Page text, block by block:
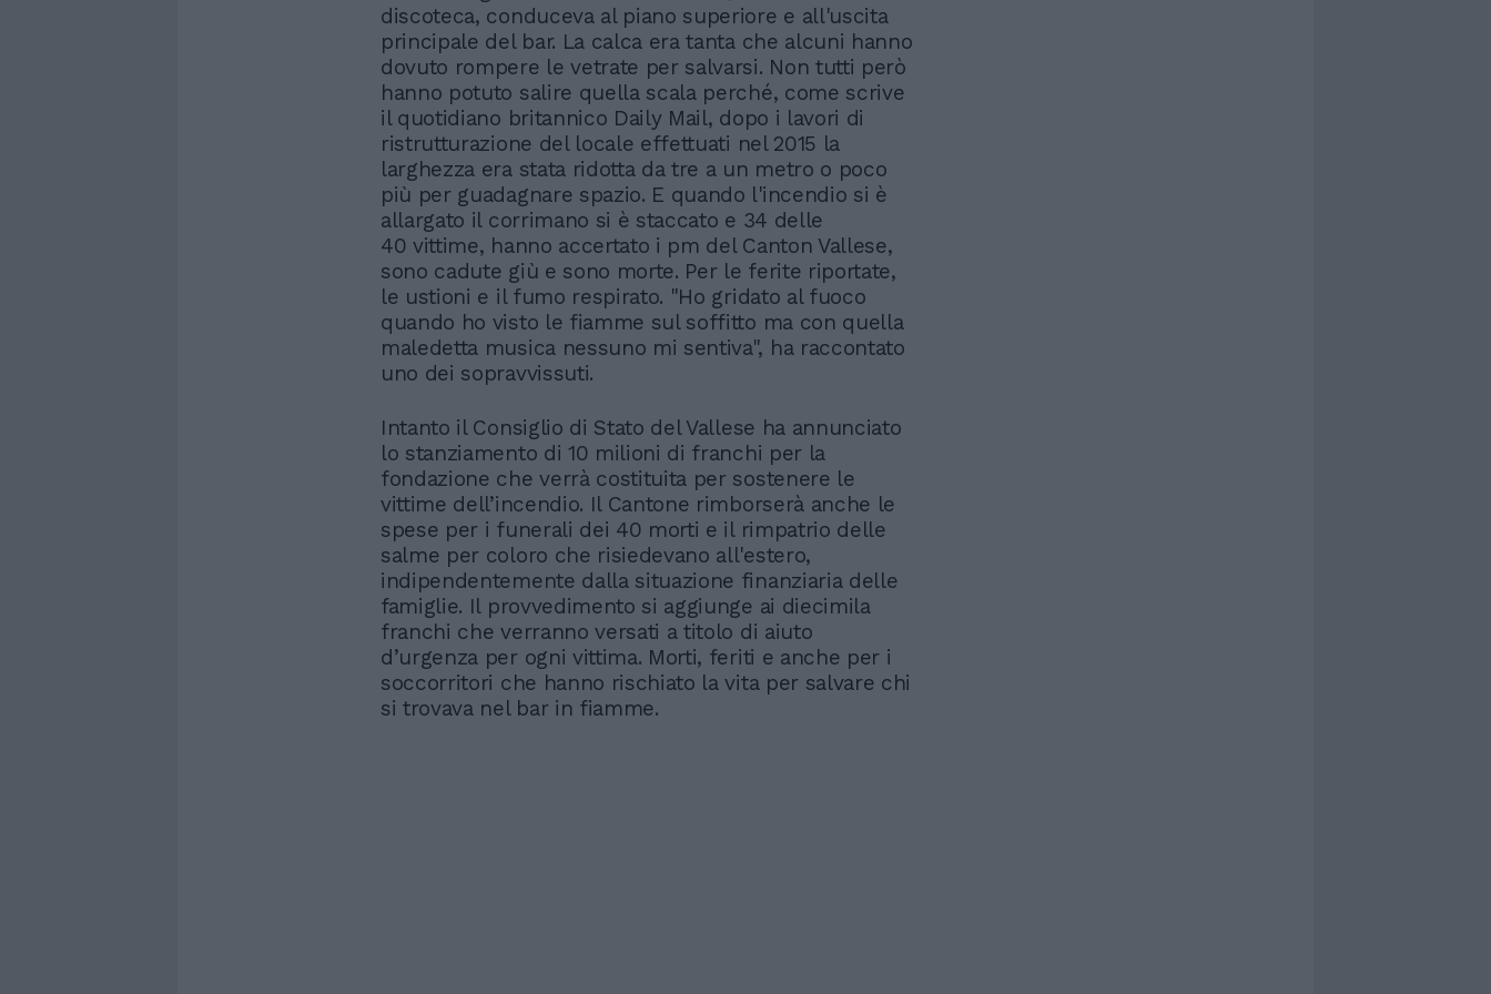
discoteca, conduceva al piano superiore e all'uscita
principale del bar. La calca era tanta che alcuni hanno
dovuto rompere le vetrate per salvarsi. Non tutti però
hanno potuto salire quella scala perché, come scrive
il quotidiano britannico Daily Mail, dopo i lavori di
ristrutturazione del locale effettuati nel 2015 la
larghezza era stata ridotta da tre a un metro o poco
più per guadagnare spazio. E quando l'incendio si è
allargato il corrimano si è staccato e 34 delle
40 vittime, hanno accertato i pm del Canton Vallese,
sono cadute giù e sono morte. Per le ferite riportate,
le ustioni e il fumo respirato. "Ho gridato al fuoco
quando ho visto le fiamme sul soffitto ma con quella
maledetta musica nessuno mi sentiva", ha raccontato
uno dei sopravvissuti.
Intanto il Consiglio di Stato del Vallese ha annunciato
lo stanziamento di 10 milioni di franchi per la
fondazione che verrà costituita per sostenere le
vittime dell’incendio. Il Cantone rimborserà anche le
spese per i funerali dei 40 morti e il rimpatrio delle
salme per coloro che risiedevano all'estero,
indipendentemente dalla situazione finanziaria delle
famiglie. Il provvedimento si aggiunge ai diecimila
franchi che verranno versati a titolo di aiuto
d’urgenza per ogni vittima. Morti, feriti e anche per i
soccorritori che hanno rischiato la vita per salvare chi
si trovava nel bar in fiamme.